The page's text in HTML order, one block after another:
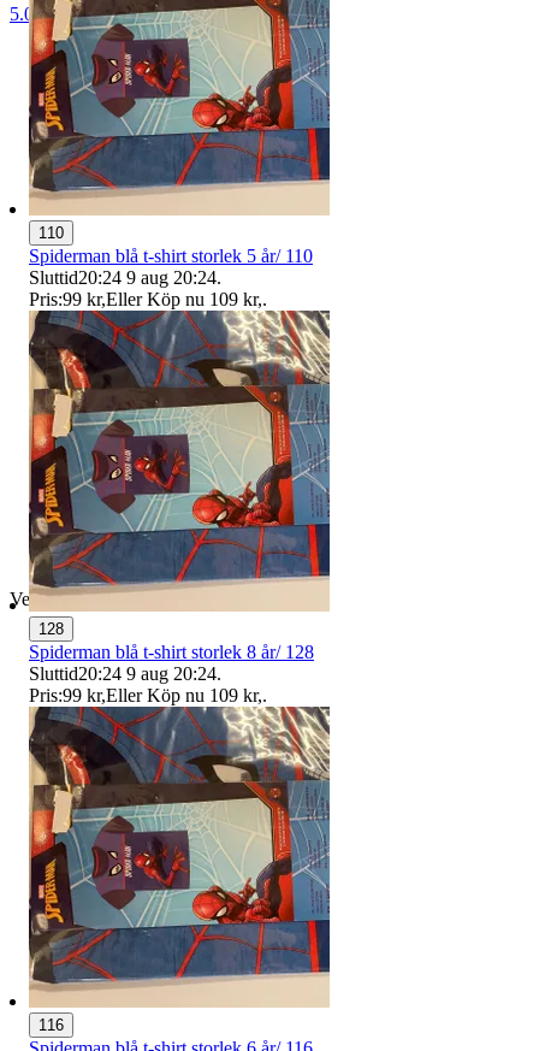
5.0
Verifierad
110
Spiderman blå t-shirt storlek 5 år/ 110
Sluttid20:24 9 aug 20:24.
Pris:99 kr,Eller Köp nu 109 kr,.
128
Spiderman blå t-shirt storlek 8 år/ 128
Sluttid20:24 9 aug 20:24.
Pris:99 kr,Eller Köp nu 109 kr,.
116